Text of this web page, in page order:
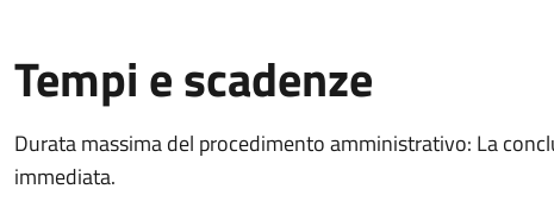
Tempi e scadenze
Durata massima del procedimento amministrativo: La
immediata.